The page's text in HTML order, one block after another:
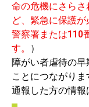
命の危機にさら
ど、緊急に保護
警察署または110
す。
）
障がい者虐待の早
ことにつながりま
通報した方の情報